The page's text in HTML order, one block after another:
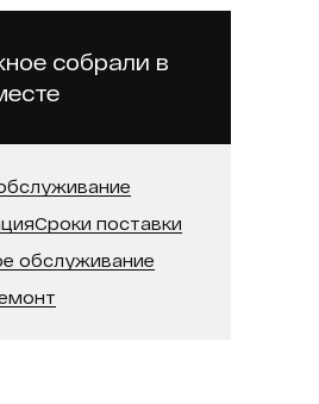
Intechirs
собрали в
Сроки поставки
обслуживание